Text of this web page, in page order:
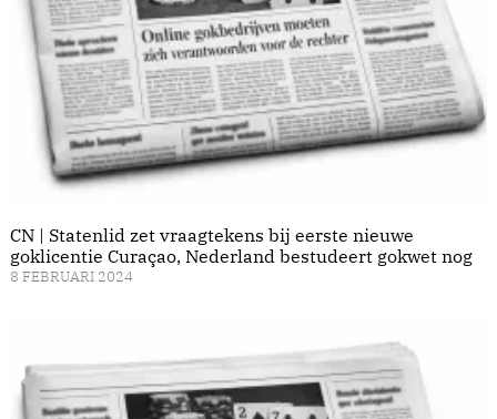
CN | Statenlid zet vraagtekens bij eerste nieuwe
goklicentie Curaçao, Nederland bestudeert gokwet nog
8 FEBRUARI 2024